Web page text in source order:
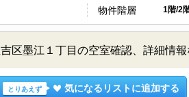
物件階層 1階/2
墨江１丁目の空室確認、詳細情報
とりあえず 気になるリストに追加する